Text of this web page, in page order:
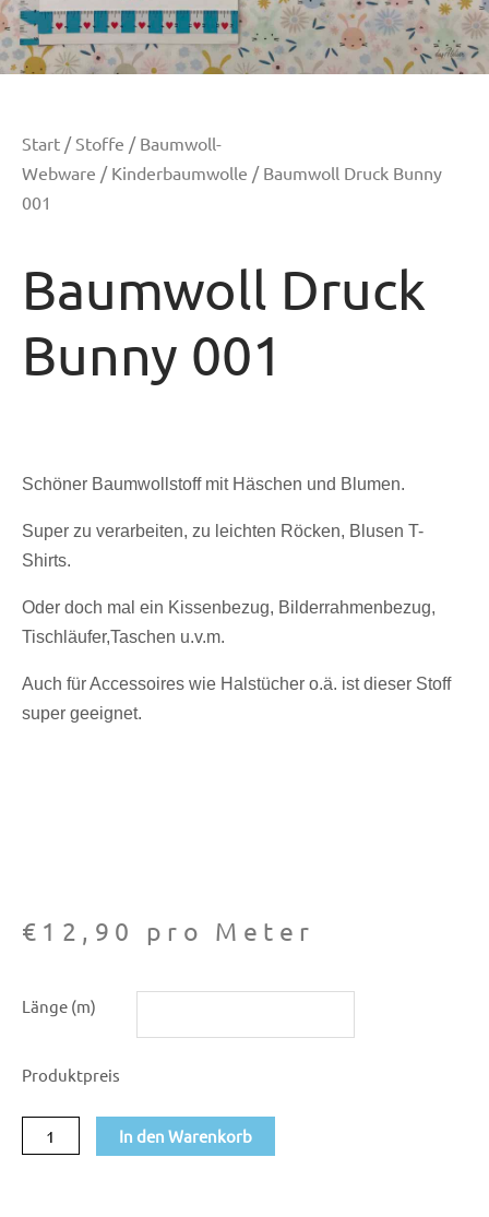
Start / Stoffe / Baumwoll-
Webware / Kinderbaumwolle / Baumwoll Druck Bunny
001
Baumwoll Druck
Bunny 001
Schöner Baumwollstoff mit Häschen und Blumen.
Super zu verarbeiten, zu leichten Röcken, Blusen T-
Shirts.
Oder doch mal ein Kissenbezug, Bilderrahmenbezug,
Tischläufer,Taschen u.v.m.
Auch für Accessoires wie Halstücher o.ä. ist dieser Stoff
super geeignet.
€ 12,90 pro Meter
Länge (m)
Produktpreis
Druck
001
Menge
In den Warenkorb